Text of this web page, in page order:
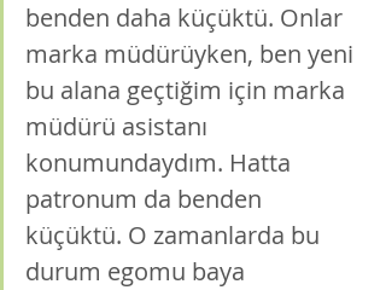
benden daha küçüktü. Onlar
marka müdürüyken, ben yeni
bu alana geçtiğim için marka
müdürü asistanı
konumundaydım. Hatta
patronum da benden
küçüktü. O zamanlarda bu
durum egomu baya